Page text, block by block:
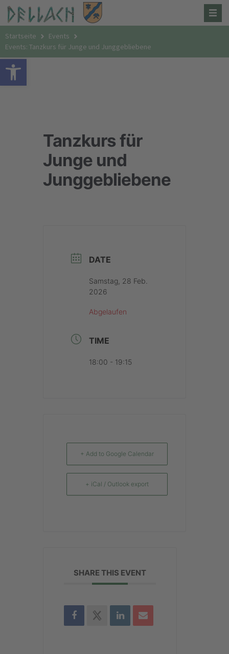
Open toolbar
Startseite
Events
Events: Tanzkurs für Junge und Junggebliebene
Tanzkurs für
Junge und
Junggebliebene
DATE
Samstag, 28 Feb.
2026
Abgelaufen
TIME
18:00 - 19:15
+ Add to Google Calendar
+ iCal / Outlook export
SHARE THIS EVENT